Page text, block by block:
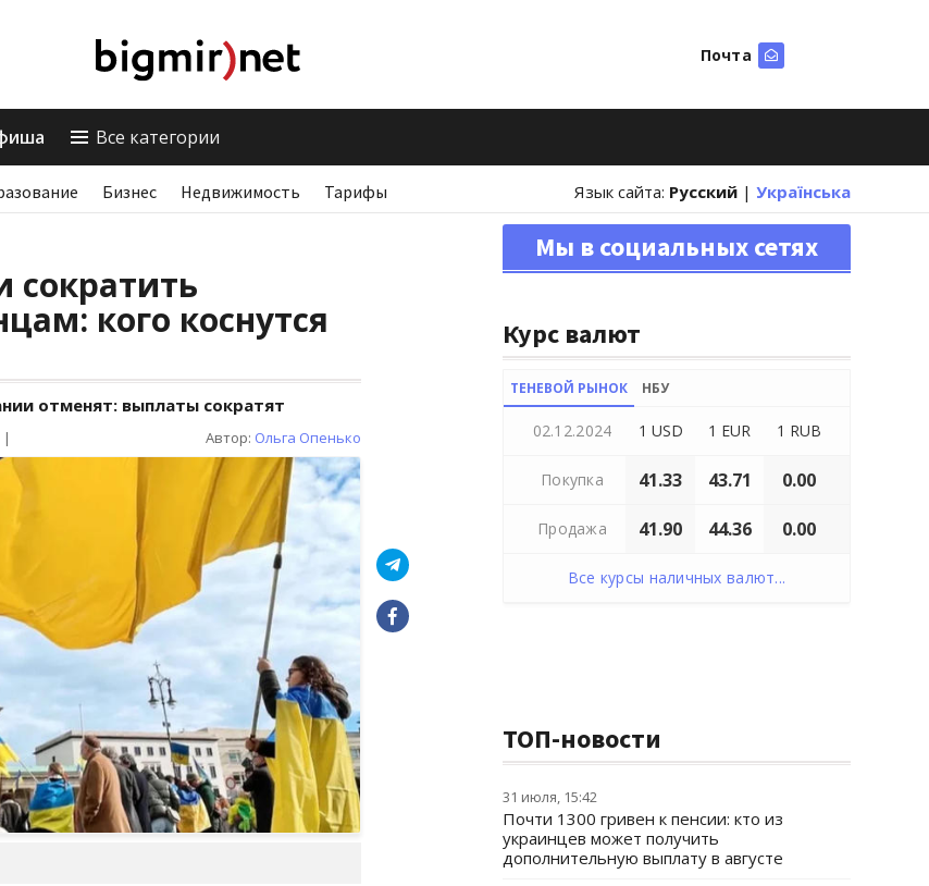
Почта
Все категории
Бизнес Недвижимость Тарифы Язык сайта: Русский | Українська
кого коснутся
отменят: выплаты сократят
| Автор: Ольга Опенько
Мы в социальных сетях
Курс валют
ТЕНЕВОЙ РЫНОК НБУ
02.12.2024 1 USD 1 EUR 1 RUB
Покупка 41.33 43.71 0.00
Продажа 41.90 44.36 0.00
Все курсы наличных валют...
ТОП-новости
31 июля, 15:42
Почти 1300 гривен к пенсии: кто из
украинцев может получить
дополнительную выплату в августе